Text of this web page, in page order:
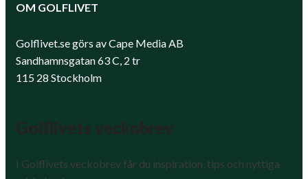
OM GOLFLIVET
Golflivet.se görs av Cape Media AB
Sandhamnsgatan 63 C, 2 tr
115 28 Stockholm
I Golflivets veckobrev får du inspiration, tips och nyttiga